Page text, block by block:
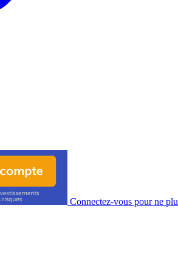
Connectez-vous pour ne